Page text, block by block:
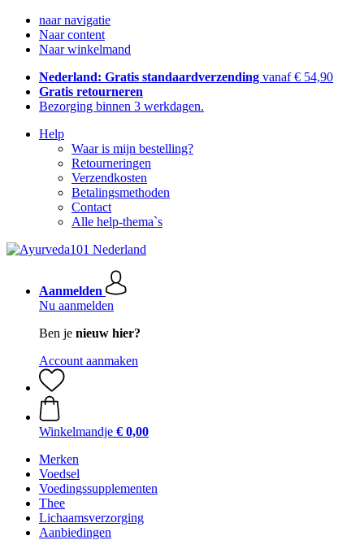
naar navigatie
Naar content
Naar winkelmand
Nederland: Gratis standaardverzending vanaf € 54,90
Gratis retourneren
Bezorging binnen 3 werkdagen.
Help
Waar is mijn bestelling?
Retourneringen
Verzendkosten
Betalingsmethoden
Contact
Alle help-thema`s
Aanmelden
Nu aanmelden
Ben je nieuw hier?
Account aanmaken
Winkelmandje € 0,00
Merken
Voedsel
Voedingssupplementen
Thee
Lichaamsverzorging
Aanbiedingen